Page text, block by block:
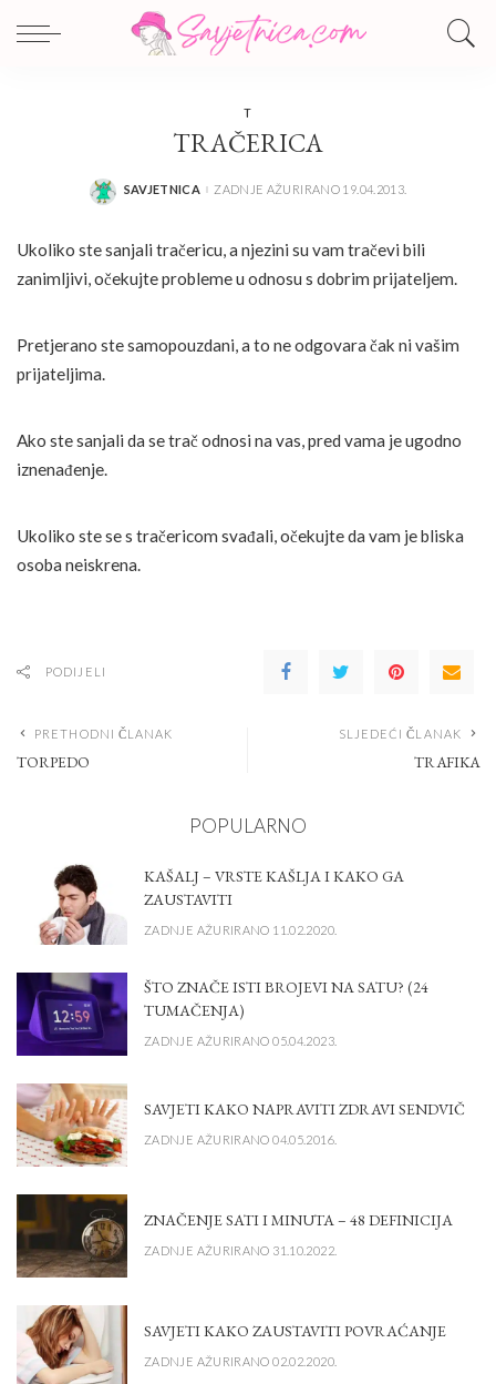
T
TRAČERICA
POSTED
SAVJETNICA ZADNJE AŽURIRANO 19.04.2013.
Ukoliko ste sanjali tračericu, a njezini su vam tračevi bili
zanimljivi, očekujte probleme u odnosu s dobrim prijateljem.
Pretjerano ste samopouzdani, a to ne odgovara čak ni vašim
prijateljima.
Ako ste sanjali da se trač odnosi na vas, pred vama je ugodno
iznenađenje.
Ukoliko ste se s tračericom svađali, očekujte da vam je bliska
osoba neiskrena.
PODIJELI
PRETHODNI ČLANAK
TORPEDO
SLJEDEĆI ČLANAK
TRAFIKA
POPULARNO
KAŠALJ – VRSTE KAŠLJA I KAKO GA
ZAUSTAVITI
ZADNJE AŽURIRANO 11.02.2020.
ŠTO ZNAČE ISTI BROJEVI NA SATU? (24
TUMAČENJA)
ZADNJE AŽURIRANO 05.04.2023.
SAVJETI KAKO NAPRAVITI ZDRAVI SENDVIČ
ZADNJE AŽURIRANO 04.05.2016.
ZNAČENJE SATI I MINUTA – 48 DEFINICIJA
ZADNJE AŽURIRANO 31.10.2022.
SAVJETI KAKO ZAUSTAVITI POVRAĆANJE
ZADNJE AŽURIRANO 02.02.2020.